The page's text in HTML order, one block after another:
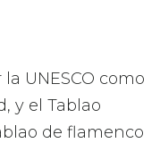
UNESCO como
y el Tablao
de flamenco